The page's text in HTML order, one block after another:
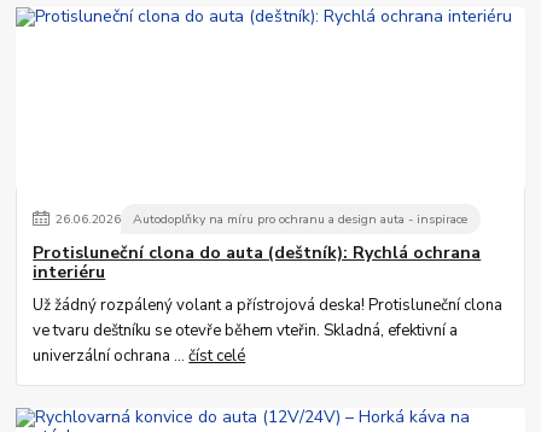
26.06.2026 Autodoplňky na míru pro ochranu a design auta - inspirace
Protisluneční clona do auta (deštník): Rychlá ochrana
interiéru
Už žádný rozpálený volant a přístrojová deska! Protisluneční clona
ve tvaru deštníku se otevře během vteřin. Skladná, efektivní a
univerzální ochrana ...číst celé